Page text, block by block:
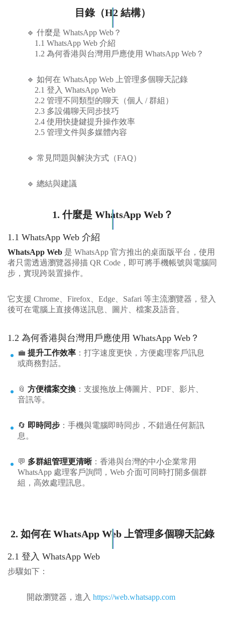
目錄（H2 結構）
🔹 什麼是 WhatsApp Web？
1.1 WhatsApp Web 介紹
1.2 為何香港與台灣用戶應使用 WhatsApp Web？
🔹 如何在 WhatsApp Web 上管理多個聊天記錄
2.1 登入 WhatsApp Web
2.2 管理不同類型的聊天（個人 / 群組）
2.3 多設備聊天同步技巧
2.4 使用快捷鍵提升操作效率
2.5 管理文件與多媒體內容
🔹 常見問題與解決方式（FAQ）
🔹 總結與建議
1. 什麼是 WhatsApp Web？
1.1 WhatsApp Web 介紹
WhatsApp Web 是 WhatsApp 官方推出的桌面版平台，使用
者只需透過瀏覽器掃描 QR Code，即可將手機帳號與電腦同
步，實現跨裝置操作。
它支援 Chrome、Firefox、Edge、Safari 等主流瀏覽器，登入
後可在電腦上直接傳送訊息、圖片、檔案及語音。
1.2 為何香港與台灣用戶應使用 WhatsApp Web？
💼 提升工作效率 ：打字速度更快，方便處理客戶訊息
或商務對話。
📎 方便檔案交換 ：支援拖放上傳圖片、PDF、影片、
音訊等。
🔄 即時同步 ：手機與電腦即時同步，不錯過任何新訊
息。
💬 多群組管理更清晰：香港與台灣的中小企業常用
WhatsApp 處理客戶詢問，Web 介面可同時打開多個群
組，高效處理訊息。
2. 如何在 WhatsApp Web 上管理多個聊天記錄
2.1 登入 WhatsApp Web
步驟如下：
開啟瀏覽器，進入 https://web.whatsapp.com